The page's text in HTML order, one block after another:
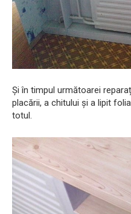
Și în timpul următoarei
placării, a chitului și a lipit
totul.